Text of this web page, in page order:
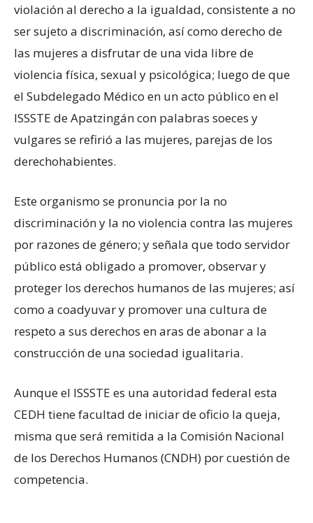
violación al derecho a la igualdad, consistente a no
ser sujeto a discriminación, así como derecho de
las mujeres a disfrutar de una vida libre de
violencia física, sexual y psicológica; luego de que
el Subdelegado Médico en un acto público en el
ISSSTE de Apatzingán con palabras soeces y
vulgares se refirió a las mujeres, parejas de los
derechohabientes.
Este organismo se pronuncia por la no
discriminación y la no violencia contra las mujeres
por razones de género; y señala que todo servidor
público está obligado a promover, observar y
proteger los derechos humanos de las mujeres; así
como a coadyuvar y promover una cultura de
respeto a sus derechos en aras de abonar a la
construcción de una sociedad igualitaria.
Aunque el ISSSTE es una autoridad federal esta
CEDH tiene facultad de iniciar de oficio la queja,
misma que será remitida a la Comisión Nacional
de los Derechos Humanos (CNDH) por cuestión de
competencia.